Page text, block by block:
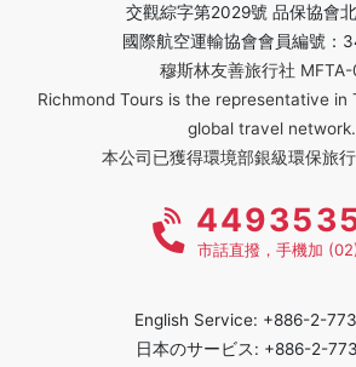
交觀綜字第2029號 品保協會
國際航空運輸協會會員編號：
穆斯林友善旅行社
Richmond Tours is the representative in
global travel network.
本公司已獲得環境部銀級環保旅
市話直撥，手機加
English Service: +886-2-
日本のサービス: +886-2-